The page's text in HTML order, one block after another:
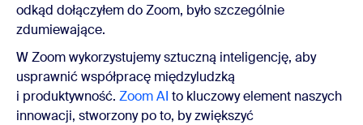
odkąd dołączyłem do Zoom, było szczególnie
zdumiewające.
W Zoom wykorzystujemy sztuczną inteligencję, aby
usprawnić współpracę międzyludzką
i produktywność. Zoom AI to kluczowy element naszych
innowacji, stworzony po to, by zwiększyć